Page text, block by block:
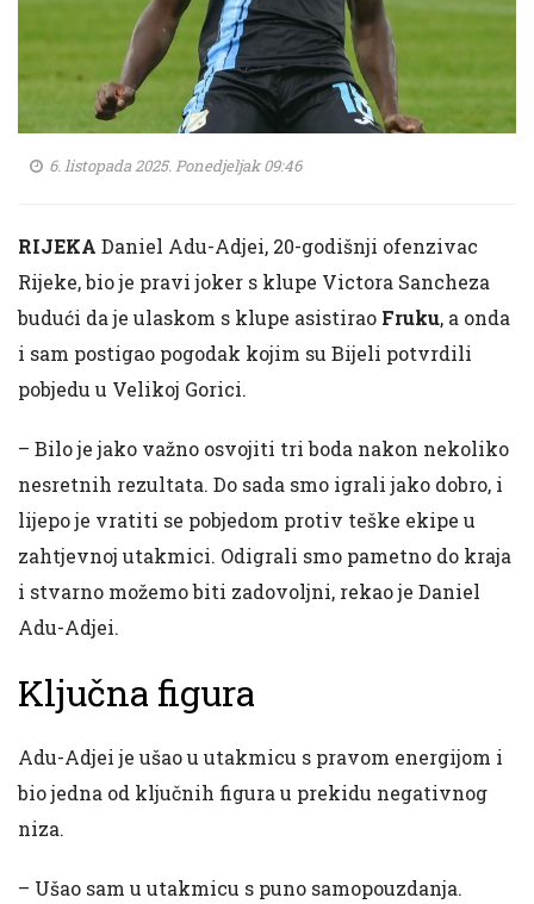
6. listopada 2025. Ponedjeljak 09:46
RIJEKA Daniel Adu-Adjei, 20-godišnji ofenzivac
Rijeke, bio je pravi joker s klupe Victora Sancheza
budući da je ulaskom s klupe asistirao Fruku, a onda
i sam postigao pogodak kojim su Bijeli potvrdili
pobjedu u Velikoj Gorici.
– Bilo je jako važno osvojiti tri boda nakon nekoliko
nesretnih rezultata. Do sada smo igrali jako dobro, i
lijepo je vratiti se pobjedom protiv teške ekipe u
zahtjevnoj utakmici. Odigrali smo pametno do kraja
i stvarno možemo biti zadovoljni, rekao je Daniel
Adu-Adjei.
Ključna figura
Adu-Adjei je ušao u utakmicu s pravom energijom i
bio jedna od ključnih figura u prekidu negativnog
niza.
– Ušao sam u utakmicu s puno samopouzdanja.